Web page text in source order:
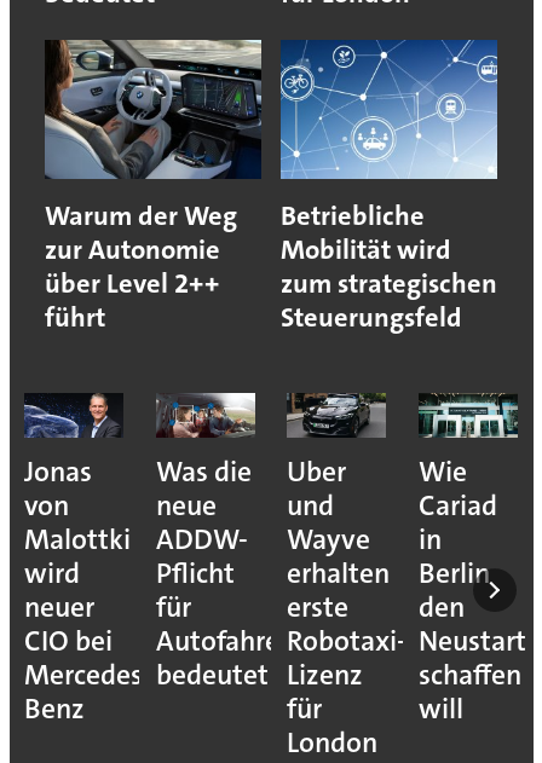
Warum der Weg
zur Autonomie
über Level 2++
führt
Betriebliche
Mobilität wird
zum strategischen
Steuerungsfeld
Jonas
von
Malottki
wird
neuer
CIO bei
Mercedes-
Benz
Was die
neue
ADDW-
Pflicht
für
Autofahrer
bedeutet
Uber
und
Wayve
erhalten
erste
Robotaxi-
Lizenz
für
London
Wie
Cariad
in
Berlin
den
Neustart
schaffen
will